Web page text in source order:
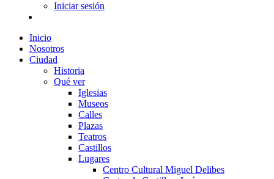
Iniciar sesión
Inicio
Nosotros
Ciudad
Historia
Qué ver
Iglesias
Museos
Calles
Plazas
Teatros
Castillos
Lugares
Centro Cultural Miguel Delibes